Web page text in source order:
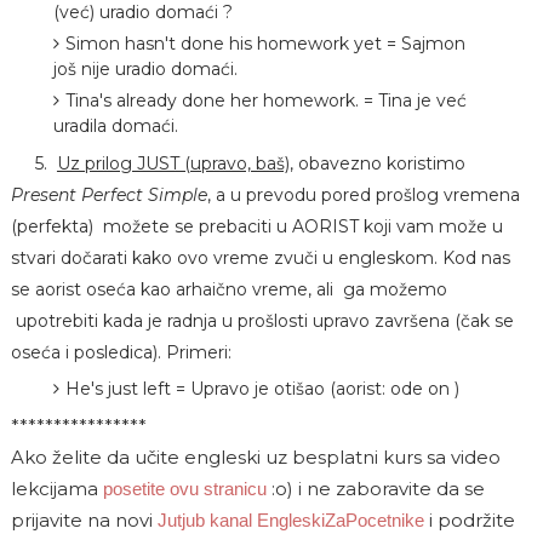
(već) uradio domaći ?
Simon hasn't done his homework yet = Sajmon
još nije uradio domaći.
Tina's already done her homework. = Tina je već
uradila domaći.
5.
Uz prilog JUST (upravo, baš), obavezno koristimo
Present Perfect Simple, a u prevodu pored prošlog vremena
(perfekta) možete se prebaciti u AORIST koji vam može u
stvari dočarati kako ovo vreme zvuči u engleskom. Kod nas
se aorist oseća kao arhaično vreme, ali ga možemo
upotrebiti kada je radnja u prošlosti upravo završena (čak se
oseća i posledica). Primeri:
He's just left = Upravo je otišao (aorist: ode on )
****************
Ako želite da učite engleski uz besplatni kurs sa video
lekcijama posetite ovu stranicu:o) i ne zaboravite da se
prijavite na novi Jutjub kanal EngleskiZaPocetnikei podržite